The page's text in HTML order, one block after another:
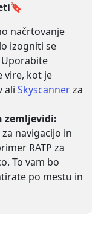
🔖
načrtovanje
izogniti se
vire, kot je
ali Skyscannerza
zemljevidi:
navigacijo in
RATP za
To vam bo
po mestu in